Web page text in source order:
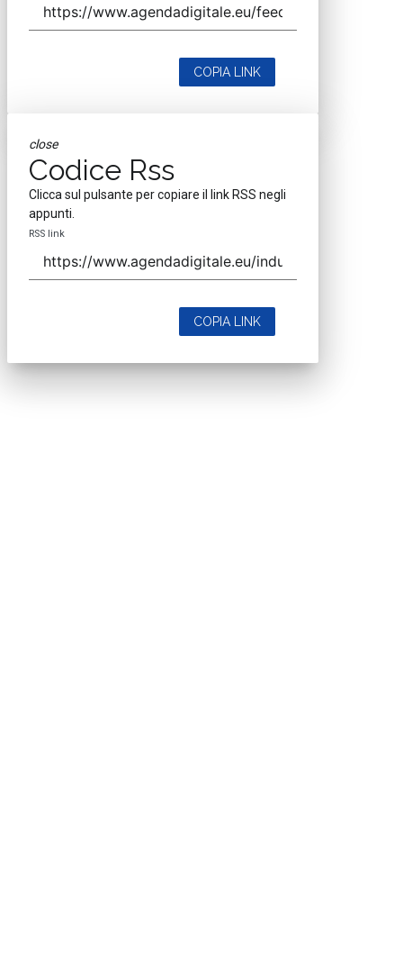
COPIA LINK
close
Codice Rss
Clicca sul pulsante per copiare il link RSS negli
appunti.
RSS link
COPIA LINK